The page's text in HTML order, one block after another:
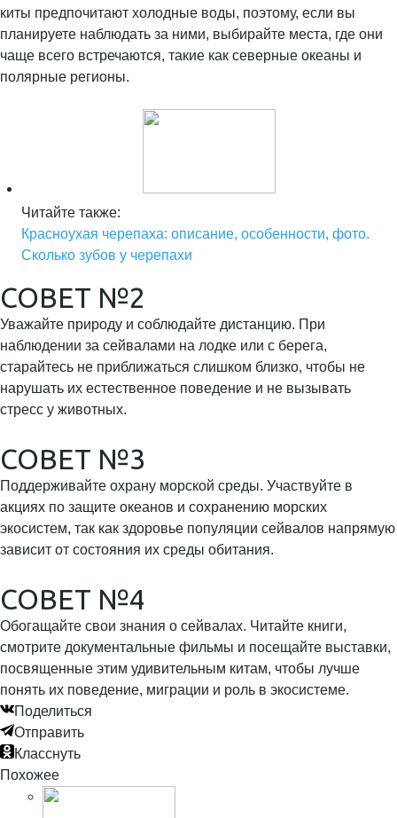
киты предпочитают холодные воды, поэтому, если вы
планируете наблюдать за ними, выбирайте места, где они
чаще всего встречаются, такие как северные океаны и
полярные регионы.
Читайте также:
Красноухая черепаха: описание, особенности, фото.
Сколько зубов у черепахи
СОВЕТ №2
Уважайте природу и соблюдайте дистанцию. При
наблюдении за сейвалами на лодке или с берега,
старайтесь не приближаться слишком близко, чтобы не
нарушать их естественное поведение и не вызывать
стресс у животных.
СОВЕТ №3
Поддерживайте охрану морской среды. Участвуйте в
акциях по защите океанов и сохранению морских
экосистем, так как здоровье популяции сейвалов напрямую
зависит от состояния их среды обитания.
СОВЕТ №4
Обогащайте свои знания о сейвалах. Читайте книги,
смотрите документальные фильмы и посещайте выставки,
посвященные этим удивительным китам, чтобы лучше
понять их поведение, миграции и роль в экосистеме.
Поделиться
Отправить
Класснуть
Похожее